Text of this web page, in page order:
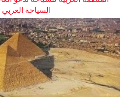
السياحة العربي 2026